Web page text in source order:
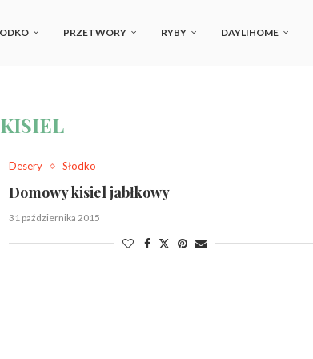
PRZETWORY RYBY DAYLIHOME
KISIEL
Desery Słodko
Domowy kisiel jabłkowy
31 października 2015